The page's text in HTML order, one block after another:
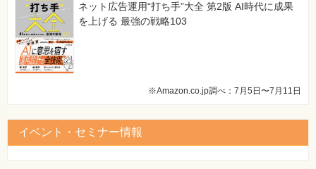
ネット広告運用“打ち手”大全 第2版 AI時代に成果
を上げる 最強の戦略103
※Amazon.co.jp調べ：7月5日〜7月11日
イベント・セミナー情報